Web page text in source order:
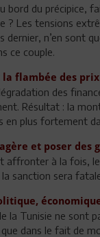
bord du précipice,
? Les tensions
dernier, n’en sont
ce couple.
la flambée des
des
Résultat : la
en plus fortement
et poser
affronter à la fois,
sanction sera
la Tunisie ne sont
dans le fait de